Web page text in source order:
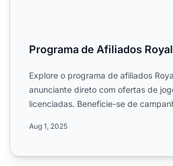
Programa de Afiliados
Explore o programa de afiliados
anunciante direto com ofertas de
licenciadas. Beneficie-se de
Aug 1, 2025